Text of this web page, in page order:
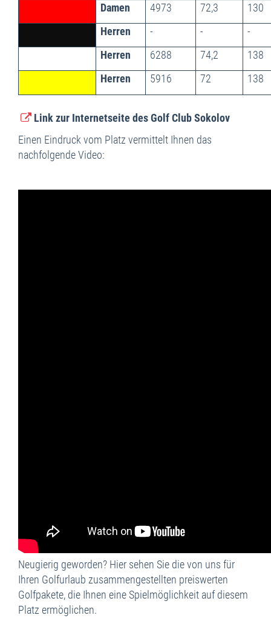
Damen
4973 72,3
130
Herren
- -
-
Herren
6288 74,2
138
Herren
5916 72 138
Link zur Internetseite des Golf Club Sokolov
Einen Eindruck vom Platz vermittelt Ihnen das
nachfolgende Video:
Neugierig geworden? Hier sehen Sie die von uns für
Ihren Golfurlaub zusammengestellten preiswerten
Golfpakete, die Ihnen eine Spielmöglichkeit auf diesem
Platz ermöglichen.